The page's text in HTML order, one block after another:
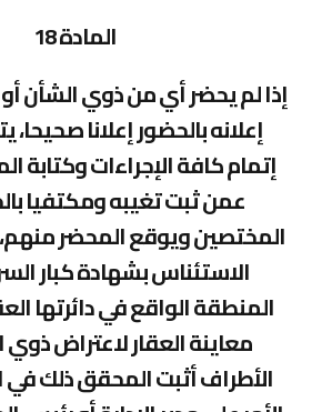
المادة 18
إذا لم يحضر أي من ذوي الشأن أو
إعلانه بالحضور إعلانا
إتمام كافة الإجراءات وكتابة
عمن ثبت تغيبه ومكتفيا
المختصين ويوقع المحضر
الاستئناس بشهادة كبار
المنطقة الواقع في دائرتها
معاينة العقار لاعتراض ذوي
الأطراف أثبت المحقق ذلك